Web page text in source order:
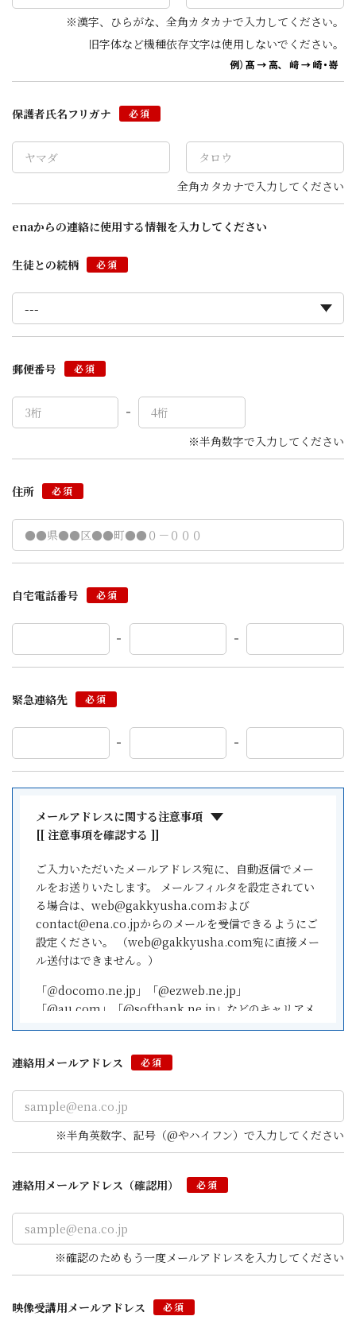
※漢字、ひらがな、全角カタカナで入力してください。
旧字体など機種依存文字は使用しないでください。
保護者氏名フリガナ 必須
全角カタカナで入力してください
enaからの連絡に使用する情報を入力してください
生徒との続柄 必須
郵便番号 必須
※半角数字で入力してください
住所 必須
自宅電話番号 必須
緊急連絡先 必須
メールアドレスに関する注意事項
[[ 注意事項を確認する ]]
ご入力いただいたメールアドレス宛に、自動返信でメー
ルをお送りいたします。 メールフィルタを設定されてい
る場合は、web@gakkyusha.comおよび
contact@ena.co.jpからのメールを受信できるようにご
設定ください。 （web@gakkyusha.com宛に直接メー
ル送付はできません。）
「＠docomo.ne.jp」「@ezweb.ne.jp」
「@au.com」「@softbank.ne.jp」などのキャリアメ
ールアドレスはご利用になれません。AndroidOSのス
Google Gmail、iPhoneやiPadをご利用の場合は
を推奨します。
Gmailアカウントの作成 （外部サイトへ遷移します）
します）
連絡用メールアドレス 必須
※半角英数字、記号（@やハイフン）で入力してください
連絡用メールアドレス （確認用） 必須
※確認のためもう一度メールアドレスを入力してください
映像受講用メールアドレス 必須